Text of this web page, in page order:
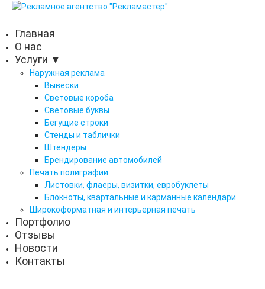
Главная
О нас
Услуги ▼
Наружная реклама
Вывески
Световые короба
Световые буквы
Бегущие строки
Стенды и таблички
Штендеры
Брендирование автомобилей
Печать полиграфии
Листовки, флаеры, визитки, евробуклеты
Блокноты, квартальные и карманные календари
Широкоформатная и интерьерная печать
Портфолио
Отзывы
Новости
Контакты